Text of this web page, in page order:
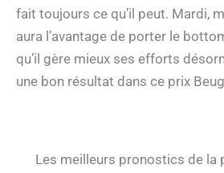
fait toujours ce qu’il peut. Mardi,
aura l’avantage de porter le
qu’il gère mieux ses efforts
une bon résultat dans ce prix
Les meilleurs pronostics de la